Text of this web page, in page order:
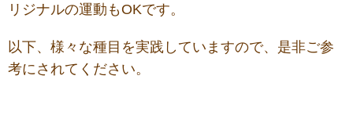
リジナルの運動もOKです。
以下、様々な種目を実践していますので、是非ご参
考にされてください。